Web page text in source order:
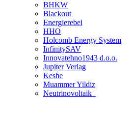
BHKW
Blackout
Energierebel
HHO
Holcomb Energy System
InfinitySAV
Innovatehno1943 d.o.o.
Jupiter Verlag
Keshe
Muammer Yildiz
Neutrinovoltaik